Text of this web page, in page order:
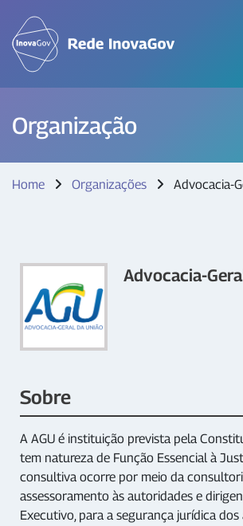
Organização
Home Organizações Advocacia-
Advocacia-
Sobre
A AGU é instituição prevista pela
tem natureza de Função Essencial à
consultiva ocorre por meio da
assessoramento às autoridades e
Executivo, para a segurança jurídica dos